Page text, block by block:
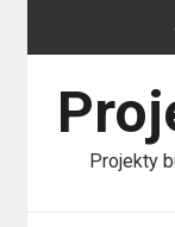
Projekty